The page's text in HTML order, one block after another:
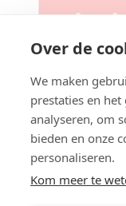
Over de
We maken
prestaties en
analyseren, om
bieden en onze
personaliseren.
Kom meer te
Website